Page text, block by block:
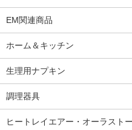
EM関連商品
ホーム＆キッチン
生理用ナプキン
調理器具
ヒートレイエアー・オーラスト